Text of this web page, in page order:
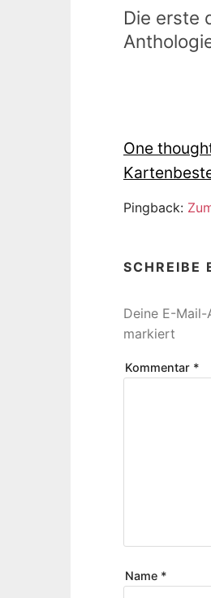
Die erste
One
Pingback:
SCHREIBE
Deine E-
markiert
Kommentar *
Name *